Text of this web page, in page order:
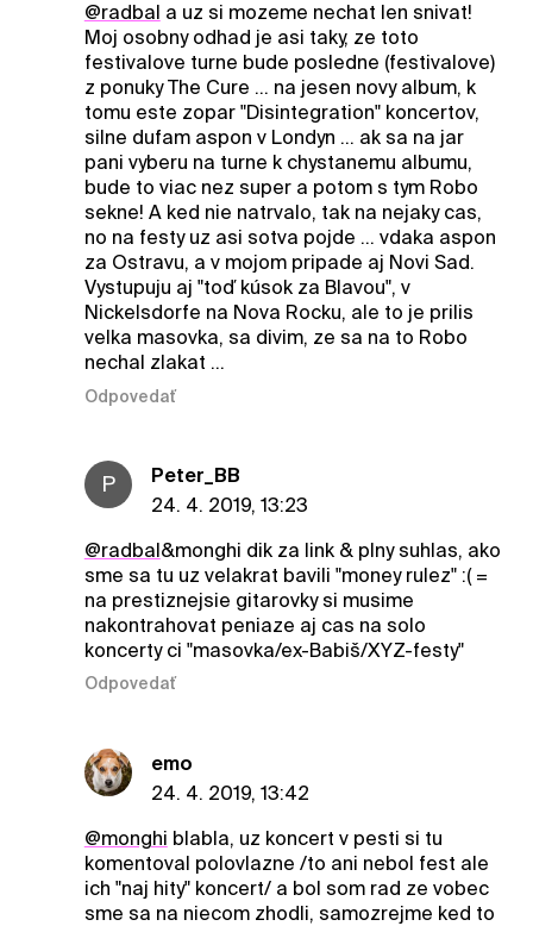
@radbal a uz si mozeme nechat len snivat!
Moj osobny odhad je asi taky, ze toto
festivalove turne bude posledne (festivalove)
z ponuky The Cure ... na jesen novy album, k
tomu este zopar "Disintegration" koncertov,
silne dufam aspon v Londyn ... ak sa na jar
pani vyberu na turne k chystanemu albumu,
bude to viac nez super a potom s tym Robo
sekne! A ked nie natrvalo, tak na nejaky cas,
no na festy uz asi sotva pojde ... vdaka aspon
za Ostravu, a v mojom pripade aj Novi Sad.
Vystupuju aj "toď kúsok za Blavou", v
Nickelsdorfe na Nova Rocku, ale to je prilis
velka masovka, sa divim, ze sa na to Robo
nechal zlakat ...
Odpovedať
P
Peter_BB
24. 4. 2019, 13:23
@radbal&monghi dik za link & plny suhlas, ako
sme sa tu uz velakrat bavili "money rulez" :( =
na prestiznejsie gitarovky si musime
nakontrahovat peniaze aj cas na solo
koncerty ci "masovka/ex-Babiš/XYZ-festy"
Odpovedať
emo
24. 4. 2019, 13:42
@monghi blabla, uz koncert v pesti si tu
komentoval polovlazne /to ani nebol fest ale
ich "naj hity" koncert/ a bol som rad ze vobec
sme sa na niecom zhodli, samozrejme ked to